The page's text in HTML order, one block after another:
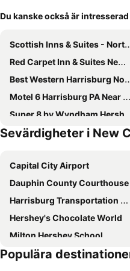
Du kanske också är
Scottish Inns & Suites - North Hershey
Red Carpet Inn & Suites New Cumberland
Best Western Harrisburg North
Motel 6 Harrisburg PA Near PA Expo Center
Super 8 by Wyndham Hershey Chocolate Avenue
Sevärdigheter i New
Capital City Airport
Dauphin County Courthouse
Harrisburg Transportation Center - Harrisburg Amtrak
Hershey's Chocolate World
Milton Hershey School
Populära